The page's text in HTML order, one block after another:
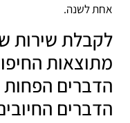
אחת לשנה.
לקבלת שירות
מתוצאות
הדברים הפחות
הדברים